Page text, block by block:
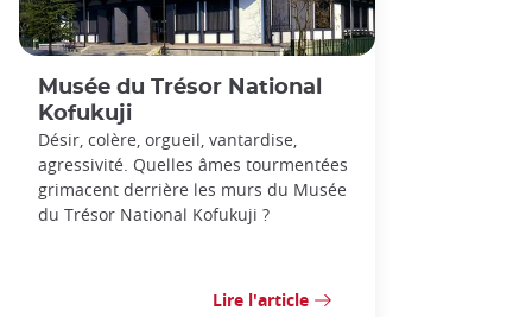
Musée du Trésor National
Kofukuji
Désir, colère, orgueil, vantardise,
agressivité. Quelles âmes tourmentées
grimacent derrière les murs du Musée
du Trésor National Kofukuji ?
Lire l'article